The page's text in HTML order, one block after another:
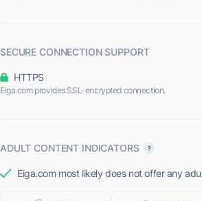
SECURE CONNECTION SUPPORT
HTTPS
Eiga.com provides SSL-encrypted connection.
ADULT CONTENT INDICATORS
Eiga.com most likely does not offer any